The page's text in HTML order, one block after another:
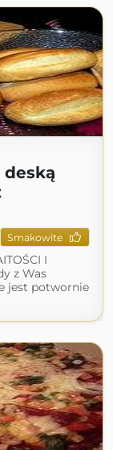
deską
Smakowite
I
z Was
jest potwornie